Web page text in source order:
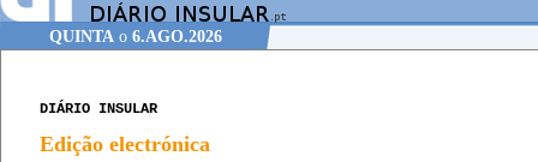
QUINTAo 6.AGO.2026
DIÁRIO INSULAR
Edição electrónica